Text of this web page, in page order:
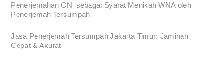
Penerjemahan CNI sebagai Syarat Menikah WNA oleh
Penerjemah Tersumpah
Jasa Penerjemah Tersumpah Jakarta Timur: Jaminan
Cepat & Akurat